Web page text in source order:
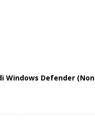
Windows Defender (Non